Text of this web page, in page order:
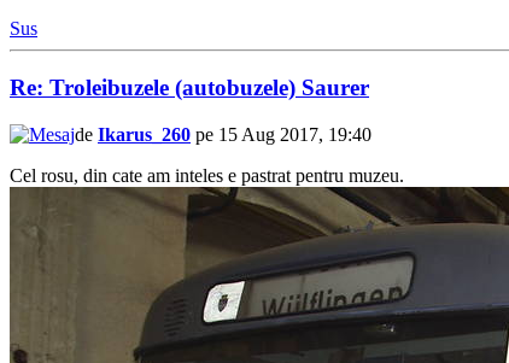
Sus
Re: Troleibuzele (autobuzele) Saurer
de Ikarus_260 pe 15 Aug 2017, 19:40
Cel rosu, din cate am inteles e pastrat pentru muzeu.